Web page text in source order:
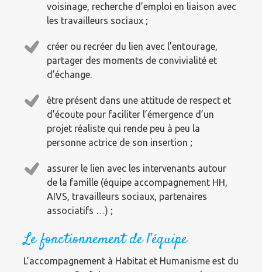
voisinage, recherche d’emploi en liaison avec
les travailleurs sociaux ;
créer ou recréer du lien avec l’entourage,
partager des moments de convivialité et
d’échange.
être présent dans une attitude de respect et
d’écoute pour faciliter l’émergence d’un
projet réaliste qui rende peu à peu la
personne actrice de son insertion ;
assurer le lien avec les intervenants autour
de la famille (équipe accompagnement HH,
AIVS, travailleurs sociaux, partenaires
associatifs …) ;
Le fonctionnement de l’équipe
L’accompagnement à Habitat et Humanisme est du